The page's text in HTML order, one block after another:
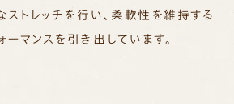
トレッチを行い、柔軟性を維持する
ーマンスを引き出しています。